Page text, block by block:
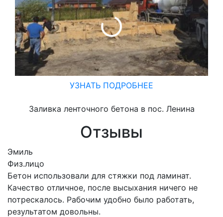
УЗНАТЬ ПОДРОБНЕЕ
Заливка ленточного бетона в пос. Ленина
Отзывы
Эмиль
Физ.лицо
Бетон использовали для стяжки под ламинат.
Качество отличное, после высыхания ничего не
потрескалось. Рабочим удобно было работать,
результатом довольны.